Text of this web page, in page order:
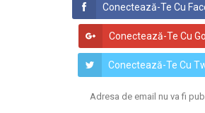
Conectează-Te Cu
Conectează-Te Cu
Conectează-Te Cu
Adresa de email nu va fi